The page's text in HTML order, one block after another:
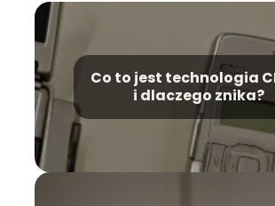
Co to jest technologia
i dlaczego znika?